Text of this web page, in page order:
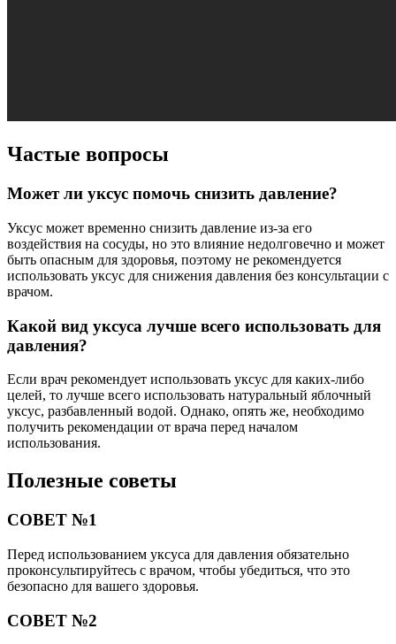
Частые вопросы
Может ли уксус помочь снизить давление?
Уксус может временно снизить давление из-за его
воздействия на сосуды, но это влияние недолговечно и может
быть опасным для здоровья, поэтому не рекомендуется
использовать уксус для снижения давления без консультации с
врачом.
Какой вид уксуса лучше всего использовать для
давления?
Если врач рекомендует использовать уксус для каких-либо
целей, то лучше всего использовать натуральный яблочный
уксус, разбавленный водой. Однако, опять же, необходимо
получить рекомендации от врача перед началом
использования.
Полезные советы
СОВЕТ №1
Перед использованием уксуса для давления обязательно
проконсультируйтесь с врачом, чтобы убедиться, что это
безопасно для вашего здоровья.
СОВЕТ №2